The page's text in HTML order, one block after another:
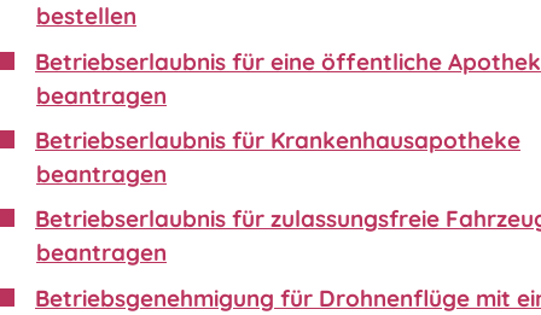
bestellen
Betriebserlaubnis für eine öffentliche
beantragen
Betriebserlaubnis für Krankenhausapotheke
beantragen
Betriebserlaubnis für zulassungsfreie
beantragen
Betriebsgenehmigung für Drohnenflüge mit